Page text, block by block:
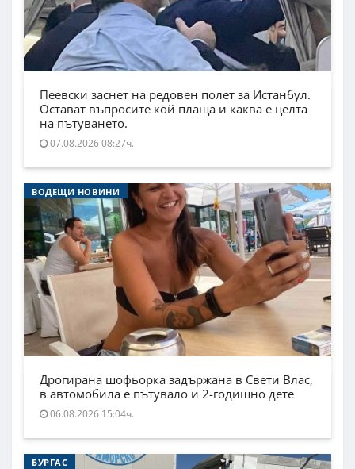
Пеевски заснет на редовен полет за Истанбул.
Остават въпросите кой плаща и каква е целта
на пътуването.
07.08.2026 08:27ч.
ВОДЕЩИ НОВИНИ
Дрогирана шофьорка задържана в Свети Влас,
в автомобила е пътувало и 2-годишно дете
06.08.2026 15:04ч.
БУРГАС